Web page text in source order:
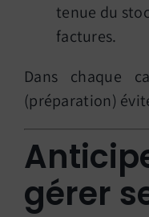
tenue du
factures.
Dans chaque
(préparation)
gérer